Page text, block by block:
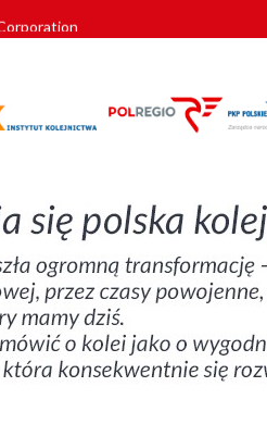
dojazdy do pracy i szkoły